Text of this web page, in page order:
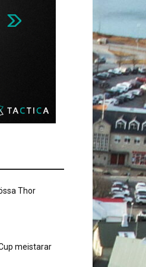
Thor
meistarar